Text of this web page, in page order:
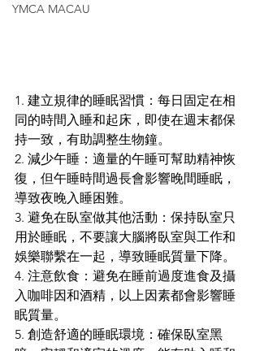
YMCA MACAU
1. 建立規律的睡眠習慣：每日固定在相
同的時間入睡和起床，即使在週末都保
持一致，有助調整生物鐘。
2. 減少午睡：適量的午睡可幫助精神恢
復，但午睡時間過長會影響晚間睡眠，
導致夜晚入睡困難。
3. 避免在臥室做其他活動：保持臥室只
用於睡眠，不要讓大腦將臥室與工作和
娛樂聯繫在一起，導致睡眠質量下降。
4. 注意飲食：避免在睡前過度進食及攝
入咖啡因和酒精，以上因素都會影響睡
眠質量。
5. 創造舒適的睡眠環境：確保臥室黑